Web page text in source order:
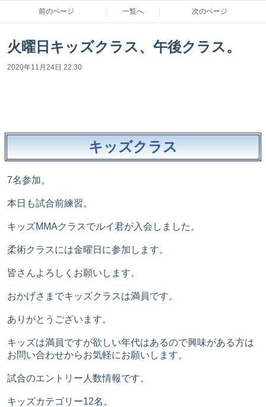
前のページ 一覧へ 次のページ
火曜日キッズクラス、午後クラス。
2020年11月24日 22:30
キッズクラス
7名参加。
本日も試合前練習。
キッズMMAクラスでルイ君が入会しました。
柔術クラスには金曜日に参加します。
皆さんよろしくお願いします。
おかげさまでキッズクラスは満員です。
ありがとうございます。
キッズは満員ですが欲しい年代はあるので興味がある方は
お問い合わせからお気軽にお願いします。
試合のエントリー人数情報です。
キッズカテゴリー12名。